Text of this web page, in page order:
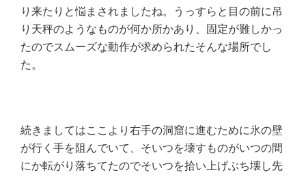
り来たりと悩まされましたね。うっすらと目の前に吊
り天秤のようなものが何か所かあり、固定が難しかっ
たのでスムーズな動作が求められたそんな場所でし
た。
続きましてはここより右手の洞窟に進むために氷の壁
が行く手を阻んでいて、そいつを壊すものがいつの間
にか転がり落ちてたのでそいつを拾い上げぶち壊し先